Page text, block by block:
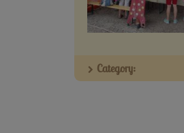
Veranstaltungen
Baumpaten
Category: